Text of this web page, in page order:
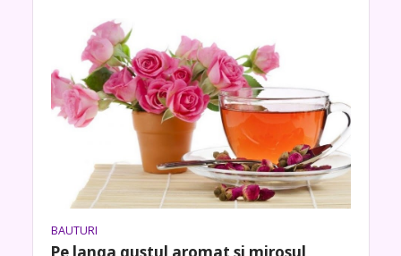
BAUTURI